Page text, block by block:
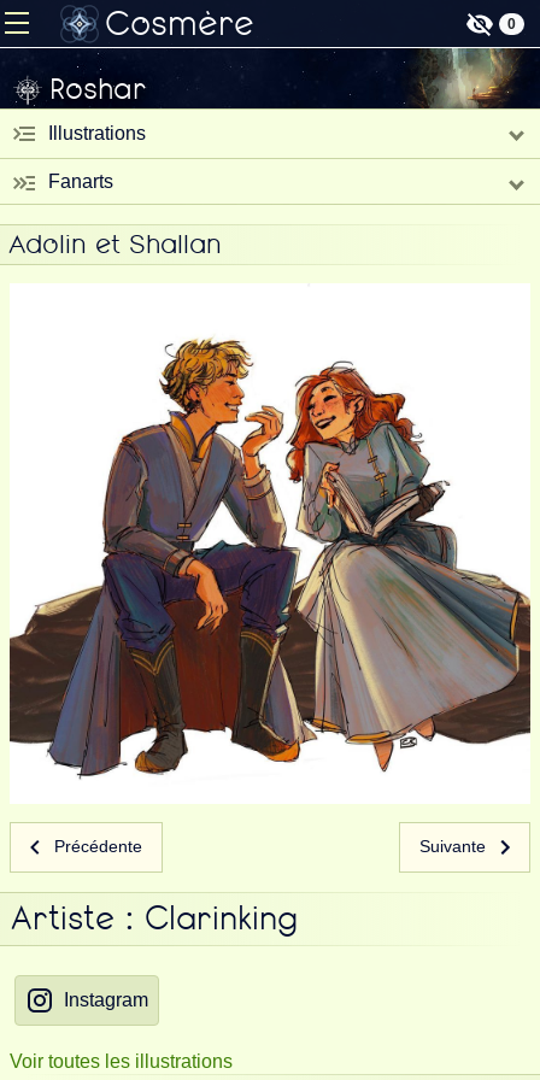
Cosmère 0
Roshar
Illustrations
Fanarts
Adolin et Shallan
Précédente Suivante
Artiste : Clarinking
Instagram
Voir toutes les illustrations